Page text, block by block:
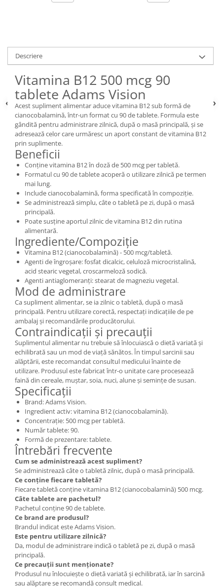
Descriere
Vitamina B12 500 mcg 90
tablete Adams Vision
Acest supliment alimentar aduce vitamina B12 sub formă de
cianocobalamină, într-un format cu 90 de tablete. Formula este
gândită pentru administrare zilnică, după o masă principală, și se
adresează celor care urmăresc un aport constant de vitamina B12
prin suplimente.
Beneficii
Conține vitamina B12 în doză de 500 mcg per tabletă.
Formatul cu 90 de tablete acoperă o utilizare zilnică pe termen
mai lung.
Include cianocobalamină, forma specificată în compoziție.
Se administrează simplu, câte o tabletă pe zi, după o masă
principală.
Poate susține aportul zilnic de vitamina B12 din rutina
alimentară.
Ingrediente/Compoziție
Vitamina B12 (cianocobalamină) - 500 mcg/tabletă.
Agenti de îngroșare: fosfat dicalcic, celuloză microcristalină,
acid stearic vegetal, croscarmeloză sodică.
Agenti antiaglomeranți: stearat de magneziu vegetal.
Mod de administrare
Ca supliment alimentar, se ia zilnic o tabletă, după o masă
principală. Pentru utilizare corectă, respectați indicațiile de pe
ambalaj și recomandările producătorului.
Contraindicații și precauții
Suplimentul alimentar nu trebuie să înlocuiască o dietă variată și
echilibrată sau un mod de viață sănătos. În timpul sarcinii sau
alăptării, este recomandat consultul medicului înainte de
utilizare. Produsul este fabricat într-o unitate care procesează
faină din cereale, muștar, soia, nuci, alune și semințe de susan.
Specificații
Brand: Adams Vision.
Ingredient activ: vitamina B12 (cianocobalamină).
Concentrație: 500 mcg per tabletă.
Număr tablete: 90.
Formă de prezentare: tablete.
Întrebări frecvente
Cum se administrează acest supliment?
Se administrează câte o tabletă zilnic, după o masă principală.
Ce conține fiecare tabletă?
Fiecare tabletă conține vitamina B12 (cianocobalamină) 500 mcg.
Câte tablete are pachetul?
Pachetul conține 90 de tablete.
Ce brand are produsul?
Brandul indicat este Adams Vision.
Este pentru utilizare zilnică?
Da, modul de administrare indică o tabletă pe zi, după o masă
principală.
Ce precauții sunt menționate?
Produsul nu înlocuiește o dietă variată și echilibrată, iar în sarcină
sau alăptare se recomandă consult medical.